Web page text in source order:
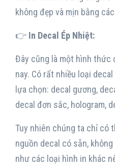
không đẹp và mịn bằng
👉 In Decal Ép Nhiệt:
Đây cũng là một hình thức
nay. Có rất nhiều loại
lựa chọn: decal gương,
decal đơn sắc, hologram,
Tuy nhiên chúng ta chỉ có
nguồn decal có sẵn,
như các loại hình in khác